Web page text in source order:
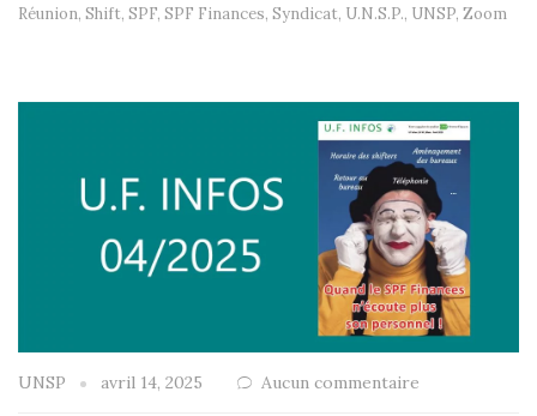
Réunion, Shift, SPF, SPF Finances, Syndicat, U.N.S.P., UNSP, Zoom
UNSP avril 14, 2025 Aucun commentaire